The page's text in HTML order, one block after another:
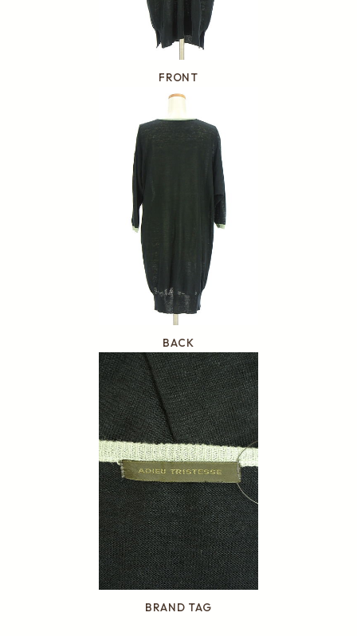
FRONT
BACK
BRAND TAG